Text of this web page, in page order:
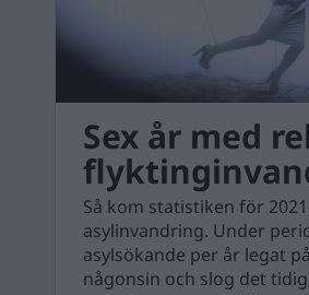
Sex år med
Så kom statistiken för
asylinvandring. Under
asylsökande per år legat
någonsin och slog det